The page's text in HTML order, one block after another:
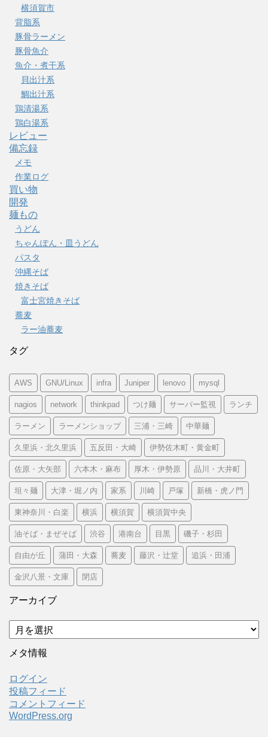
横須賀市
背脂系
豚骨ラーメン
豚骨魚介
魚介・煮干系
貝出汁系
鯛出汁系
鶏清湯系
鶏白湯系
レビュー
備忘録
メモ
作業ログ
買い物
開発
麺もの
うどん
ちゃんぽん・皿うどん
パスタ
沖縄そば
焼きそば
富士宮焼きそば
蕎麦
ラー油蕎麦
タグ
AWS GNU/Linux infra Juniper lenovo mysql
nagios network thinkpad つけ麺 サーバー監視 ランチ
ラーメン ラーメンショップ 三浦・三崎 中華麺
久里浜・北久里浜 五反田・大崎 伊勢佐木町・黄金町
佐原・大矢部 六本木・麻布 厚木・伊勢原 品川・大井町
坦々麺 大津・堀ノ内 家系 川崎 戸塚 新橋・虎ノ門
東神奈川・白楽 横浜 横須賀 横須賀中央
油そば・まぜそば 渋谷 港南台 目黒 磯子・杉田
自由が丘 蒲田・大森 蕎麦 藤沢・辻堂 追浜・田浦
金沢八景・文庫 閉店
アーカイブ
ア
ー
カ
ブ
メタ情報
ログイン
投稿フィード
コメントフィード
WordPress.org